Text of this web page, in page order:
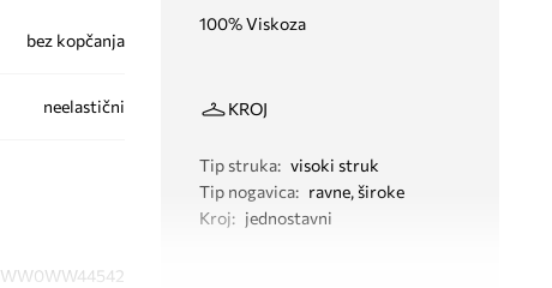
bez kopčanja
neelastični
WW0WW44542
100% Viskoza
KROJ
Tip struka: visoki struk
Tip nogavica: ravne, široke
Kroj: jednostavni